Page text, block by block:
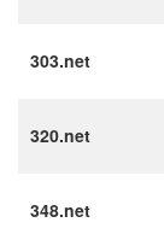
303.net
320.net
348.net